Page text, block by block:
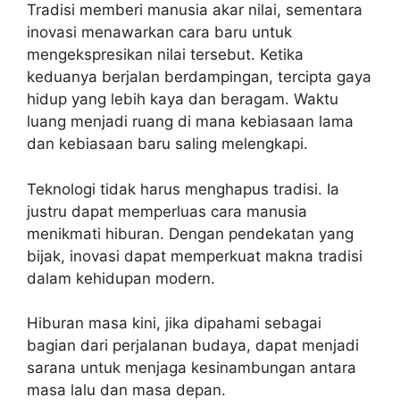
Tradisi memberi manusia akar nilai, sementara
inovasi menawarkan cara baru untuk
mengekspresikan nilai tersebut. Ketika
keduanya berjalan berdampingan, tercipta gaya
hidup yang lebih kaya dan beragam. Waktu
luang menjadi ruang di mana kebiasaan lama
dan kebiasaan baru saling melengkapi.
Teknologi tidak harus menghapus tradisi. Ia
justru dapat memperluas cara manusia
menikmati hiburan. Dengan pendekatan yang
bijak, inovasi dapat memperkuat makna tradisi
dalam kehidupan modern.
Hiburan masa kini, jika dipahami sebagai
bagian dari perjalanan budaya, dapat menjadi
sarana untuk menjaga kesinambungan antara
masa lalu dan masa depan.